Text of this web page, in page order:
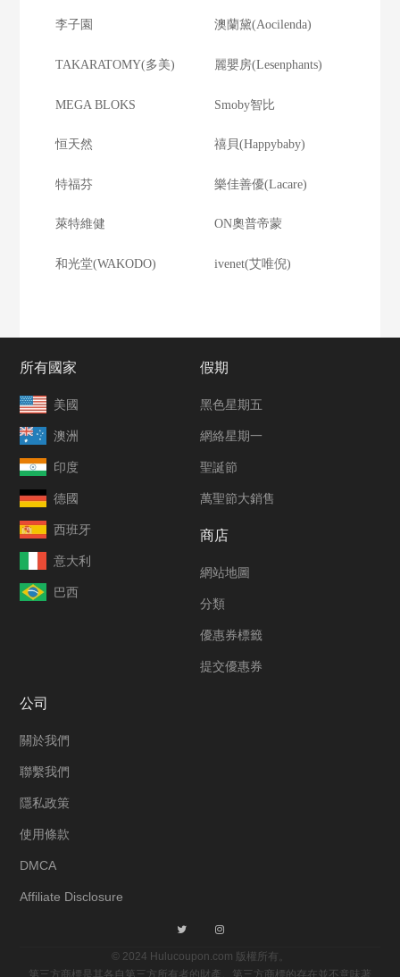
李子園 澳蘭黛(Aocilenda)
TAKARATOMY(多美) 麗嬰房(Lesenphants)
MEGA BLOKS Smoby智比
恒天然 禧貝(Happybaby)
特福芬 樂佳善優(Lacare)
萊特維健 ON奧普帝蒙
和光堂(WAKODO) ivenet(艾唯倪)
所有國家
美國
澳洲
印度
德國
西班牙
意大利
巴西
假期
黑色星期五
網絡星期一
聖誕節
萬聖節大銷售
商店
網站地圖
分類
優惠券標籤
提交優惠券
公司
關於我們
聯繫我們
隱私政策
使用條款
DMCA
Affiliate Disclosure
© 2024 Hulucoupon.com 版權所有。
第三方商標是其各自第三方所有者的財產。第三方商標的存在並不意味著